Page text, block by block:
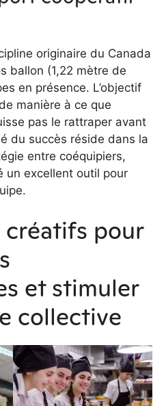
originaire du Canada
ballon (1,22 mètre de
en présence. L’objectif
manière à ce que
pas le rattraper avant
du succès réside dans la
entre coéquipiers,
un excellent outil pour
créatifs pour
et stimuler
collective